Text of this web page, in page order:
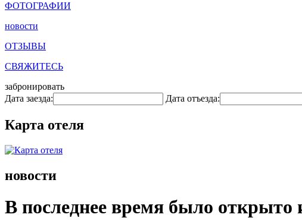
ФОТОГРАФИИ
новости
ОТЗЫВЫ
СВЯЖИТЕСЬ
забронировать
Дата заезда:
Дата отъезда:
Карта отеля
новости
В последнее время было